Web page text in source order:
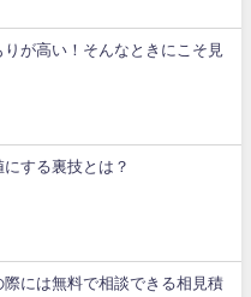
が高い！そんなときにこそ見
する裏技とは？
際には無料で相談できる相見積